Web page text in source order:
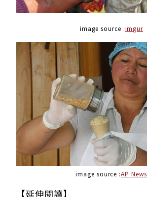
image source :imgur
image source :AP News
【延伸閱讀】